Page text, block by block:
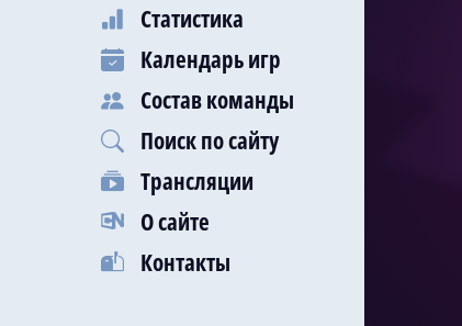
Статистика
Календарь игр
Состав команды
Поиск по сайту
Трансляции
О сайте
Контакты